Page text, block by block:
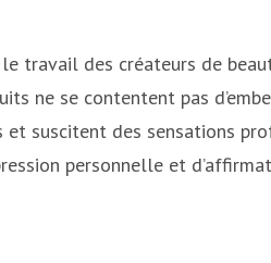
travail des créateurs de
ne se contentent pas
suscitent des sensations
personnelle et